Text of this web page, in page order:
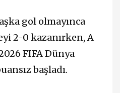
gol olmayınca
2-0 kazanırken, A
FIFA Dünya
başladı.